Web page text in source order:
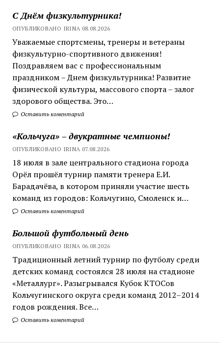
С Днём физкультурника!
ОПУБЛИКОВАНО IRINA 08.08.2026
Уважаемые спортсмены, тренеры и ветераны
физкультурно-спортивного движения!
Поздравляем вас с профессиональным
праздником – Днем физкультурника! Развитие
физической культуры, массового спорта – залог
здорового общества. Это…
Оставить коментарий
«Кольчуга» – двукратные чемпионы!
ОПУБЛИКОВАНО IRINA 07.08.2026
18 июля в зале центрального стадиона города
Орёл прошёл турнир памяти тренера Е.И.
Барадачёва, в котором приняли участие шесть
команд из городов: Кольчугино, Смоленск и…
Оставить коментарий
Большой футбольный день
ОПУБЛИКОВАНО IRINA 06.08.2026
Традиционный летний турнир по футболу среди
детских команд состоялся 28 июля на стадионе
«Металлург». Разыгрывался Кубок КТОСов
Кольчугинского округа среди команд 2012–2014
годов рождения. Все…
Оставить коментарий